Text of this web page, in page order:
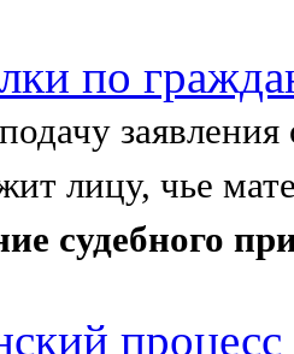
по
лицу, чье
судебного